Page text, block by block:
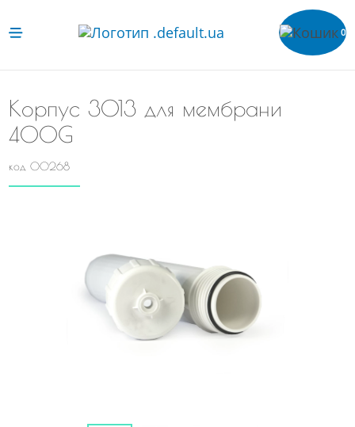
0
Корпус 3013 для мембрани
400G
код 00268